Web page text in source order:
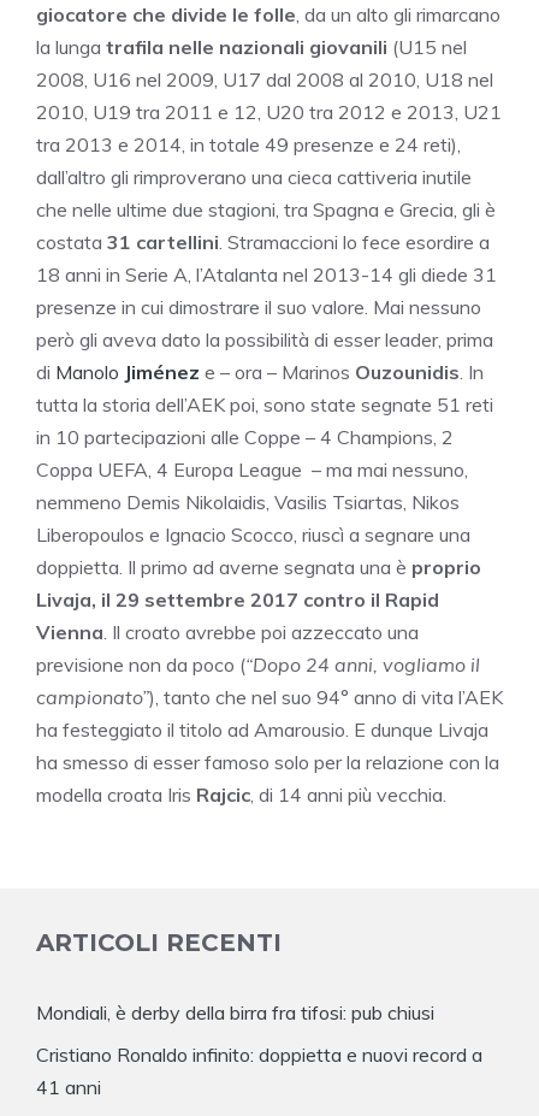
giocatore che divide le folle , da un alto gli rimarcano
la lunga trafila nelle nazionali giovanili (U15 nel
2008, U16 nel 2009, U17 dal 2008 al 2010, U18 nel
2010, U19 tra 2011 e 12, U20 tra 2012 e 2013, U21
tra 2013 e 2014, in totale 49 presenze e 24 reti),
dall’altro gli rimproverano una cieca cattiveria inutile
che nelle ultime due stagioni, tra Spagna e Grecia, gli è
costata 31 cartellini . Stramaccioni lo fece esordire a
18 anni in Serie A, l’Atalanta nel 2013-14 gli diede 31
presenze in cui dimostrare il suo valore. Mai nessuno
però gli aveva dato la possibilità di esser leader, prima
di Manolo Jiménez e – ora – Marinos Ouzounidis . In
tutta la storia dell’AEK poi, sono state segnate 51 reti
in 10 partecipazioni alle Coppe – 4 Champions, 2
Coppa UEFA, 4 Europa League – ma mai nessuno,
nemmeno Demis Nikolaidis, Vasilis Tsiartas, Nikos
Liberopoulos e Ignacio Scocco, riuscì a segnare una
doppietta. Il primo ad averne segnata una è proprio
Livaja, il 29 settembre 2017 contro il Rapid
Vienna . Il croato avrebbe poi azzeccato una
previsione non da poco (“Dopo 24 anni, vogliamo il
campionato”), tanto che nel suo 94° anno di vita l’AEK
ha festeggiato il titolo ad Amarousio. E dunque Livaja
ha smesso di esser famoso solo per la relazione con la
modella croata Iris Rajcic , di 14 anni più vecchia.
ARTICOLI RECENTI
Mondiali, è derby della birra fra tifosi: pub chiusi
Cristiano Ronaldo infinito: doppietta e nuovi record a
41 anni